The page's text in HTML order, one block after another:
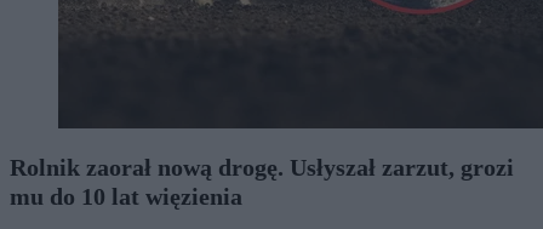
Rolnik zaorał nową drogę. Usłyszał zarzut, grozi
mu do 10 lat więzienia